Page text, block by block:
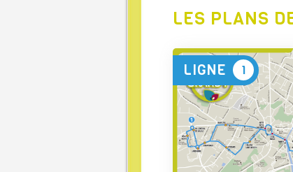
LES PLANS